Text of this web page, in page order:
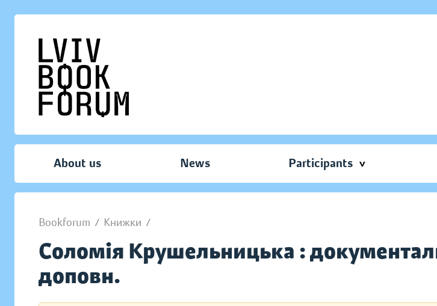
About us News Participants
Bookforum / Книжки /
Соломія Крушельницька :
доповн.